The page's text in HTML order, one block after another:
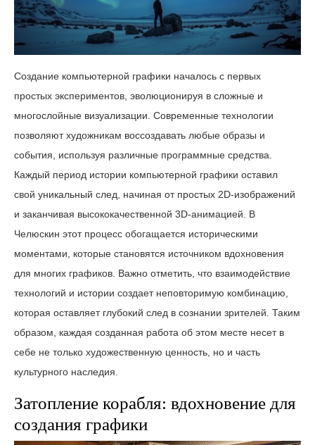
Создание компьютерной графики началось с первых
простых экспериментов, эволюционируя в сложные и
многослойные визуализации. Современные технологии
позволяют художникам воссоздавать любые образы и
события, используя различные программные средства.
Каждый период истории компьютерной графики оставил
свой уникальный след, начиная от простых 2D-изображений
и заканчивая высококачественной 3D-анимацией. В
Челюскин этот процесс обогащается историческими
моментами, которые становятся источником вдохновения
для многих графиков. Важно отметить, что взаимодействие
технологий и истории создает неповторимую комбинацию,
которая оставляет глубокий след в сознании зрителей. Таким
образом, каждая созданная работа об этом месте несет в
себе не только художественную ценность, но и часть
культурного наследия.
Затопление корабля: вдохновение для
создания графики